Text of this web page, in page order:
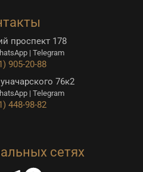
проспект 178
| Telegram
905-20-88
76к2
| Telegram
448-98-82
сетях